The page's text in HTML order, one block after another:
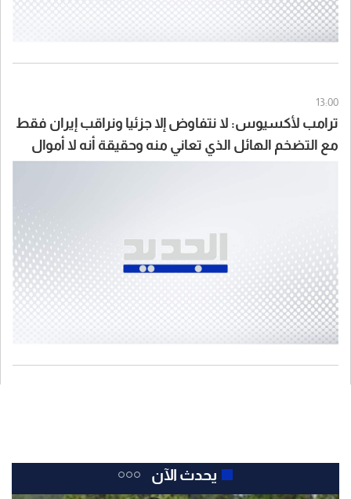
13:00
ترامب لأكسيوس: لا نتفاوض إلا جزئيا ونراقب إيران فقط
مع التضخم الهائل الذي تعاني منه وحقيقة أنه لا أموال
يحدث الآن